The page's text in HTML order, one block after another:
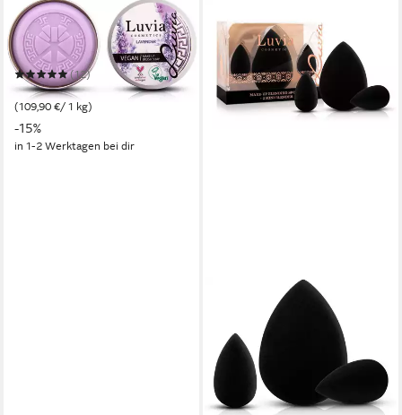
LUVIA COSMETICS
Essential Brush Soap -
Lavender Pinselseife
(12)
10,99 € UVP12,90 €
(109,90 €/ 1 kg)
-15%
in 1-2 Werktagen bei dir